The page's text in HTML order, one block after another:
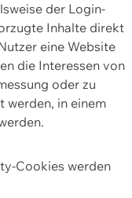
der Login-
Inhalte direkt
eine Website
die Interessen von
oder zu
werden, in einem
Cookies werden